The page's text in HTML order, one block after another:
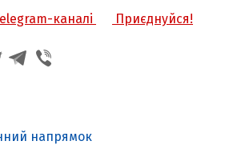
каналі Приєднуйся!
напрямок